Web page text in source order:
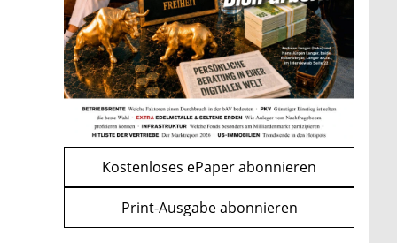
WEITERE ARTIKEL
zurückweiter
Bitcoin im Wartemodus: Fed
und CLARITY Act geben die
Richtung vor
mehr
Kostenloses ePaper abonnieren
Print-Ausgabe abonnieren